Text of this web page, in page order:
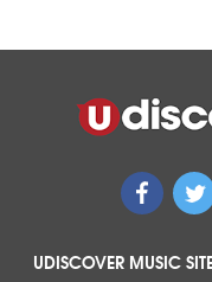
UDISCOVER MUSIC